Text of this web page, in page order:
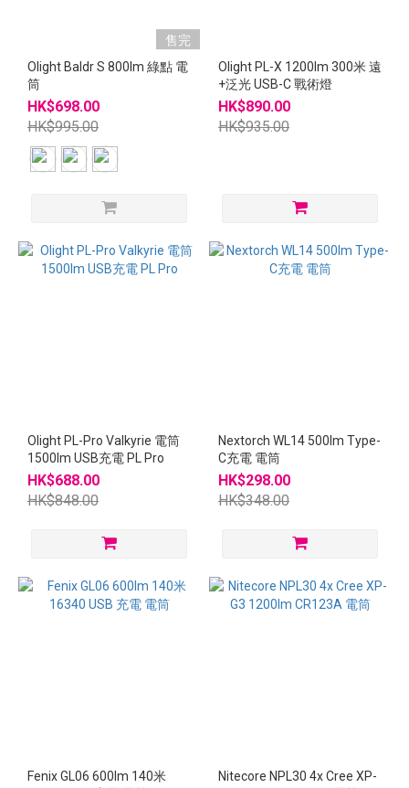
售完
Olight Baldr S 800lm 綠點 電
筒
HK$698.00
HK$995.00
Olight PL-X 1200lm 300米 遠
+泛光 USB-C 戰術燈
HK$890.00
HK$935.00
Olight PL-Pro Valkyrie 電筒
1500lm USB充電 PL Pro
HK$688.00
HK$848.00
Nextorch WL14 500lm Type-
C充電 電筒
HK$298.00
HK$348.00
Fenix GL06 600lm 140米
Nitecore NPL30 4x Cree XP-